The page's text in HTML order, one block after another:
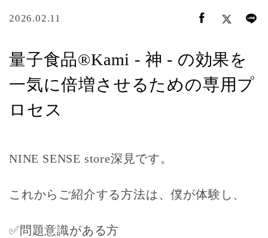
2026.02.11
量子食品®Kami - 神 - の効果を
一気に倍増させるための専用プ
ロセス
NINE SENSE store深見です。
これからご紹介する方法は、僕が体験し、
✅問題意識がある方